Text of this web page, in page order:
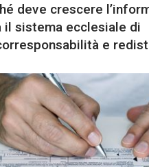
deve crescere
il sistema ecclesiale di
e